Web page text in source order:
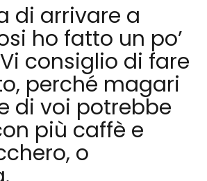
di arrivare a
ho fatto un po’
consiglio di fare
perché magari
di voi potrebbe
più caffè e
o